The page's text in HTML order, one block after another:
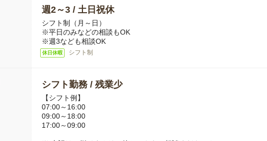
週2～3 / 土日祝休
シフト制（月～日）
※平日のみなどの相談もOK
※週3なども相談OK
休日休暇 シフト制
シフト勤務 / 残業少
【シフト例】
07:00～16:00
09:00～18:00
17:00～09:00